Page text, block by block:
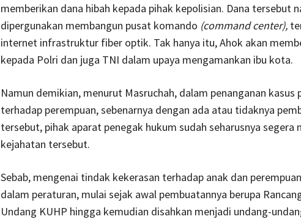
memberikan dana hibah kepada pihak kepolisian. Dana tersebut
dipergunakan membangun pusat komando (command center),
internet infrastruktur fiber optik. Tak hanya itu, Ahok akan
kepada Polri dan juga TNI dalam upaya mengamankan ibu kota.
Namun demikian, menurut Masruchah, dalam penanganan kasus
terhadap perempuan, sebenarnya dengan ada atau tidaknya
tersebut, pihak aparat penegak hukum sudah seharusnya segera
kejahatan tersebut.
Sebab, mengenai tindak kekerasan terhadap anak dan
dalam peraturan, mulai sejak awal pembuatannya berupa
Undang KUHP hingga kemudian disahkan menjadi undang-